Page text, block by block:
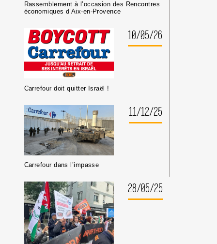
Rassemblement à l’occasion des Rencontres
économiques d’Aix-en-Provence
10/05/26
Carrefour doit quitter Israël !
11/12/25
Carrefour dans l’impasse
28/05/25